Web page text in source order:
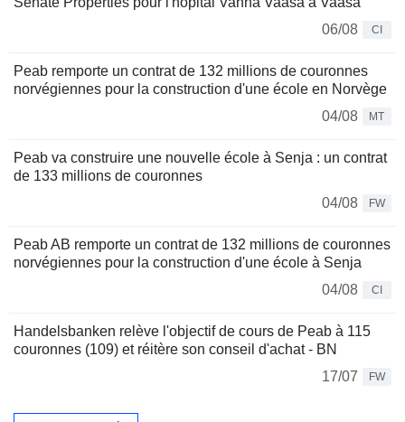
06/08
CI
Peab remporte un contrat de 132 millions de couronnes
norvégiennes pour la construction d'une école en Norvège
04/08
MT
Peab va construire une nouvelle école à Senja : un contrat
de 133 millions de couronnes
04/08
FW
Peab AB remporte un contrat de 132 millions de couronnes
norvégiennes pour la construction d'une école à Senja
04/08
CI
Handelsbanken relève l'objectif de cours de Peab à 115
couronnes (109) et réitère son conseil d'achat - BN
17/07
FW